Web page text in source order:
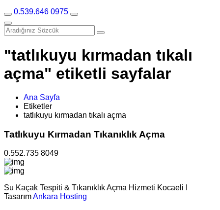
0.539.646 0975
"tatlıkuyu kırmadan tıkalı
açma" etiketli sayfalar
Ana Sayfa
Etiketler
tatlıkuyu kırmadan tıkalı açma
Tatlıkuyu Kırmadan Tıkanıklık Açma
0.552.735 8049
Su Kaçak Tespiti & Tıkanıklık Açma Hizmeti Kocaeli I
TasarımAnkara Hosting